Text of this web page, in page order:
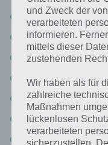
Die verlorenen Level –
Die verlorenen Level –
Die verlorenen Level –
Die verlorenen Level –
Die verlorenen Level –
Die verlorenen Level –
Die verlorenen Level –
und Zweck der
verarbeiteten
informieren.
mittels dieser
zustehenden
Wir haben als für
zahlreiche
Maßnahmen
lückenlosen
verarbeiteten
sicherzustellen.